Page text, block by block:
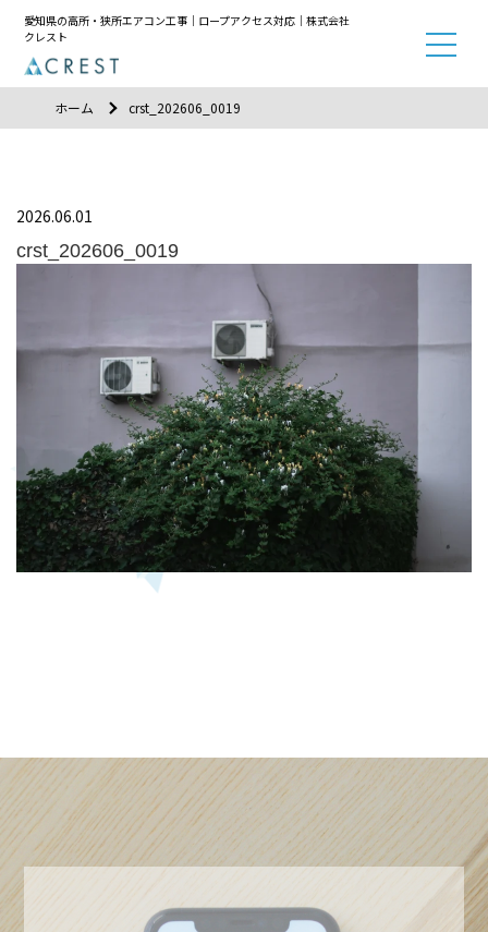
愛知県の高所・狭所エアコン工事｜ロープアクセス対応｜株式会社
クレスト
ホーム crst_202606_0019
2026.06.01
crst_202606_0019